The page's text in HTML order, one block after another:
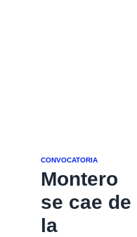
CONVOCATORIA
Montero
se cae de
la